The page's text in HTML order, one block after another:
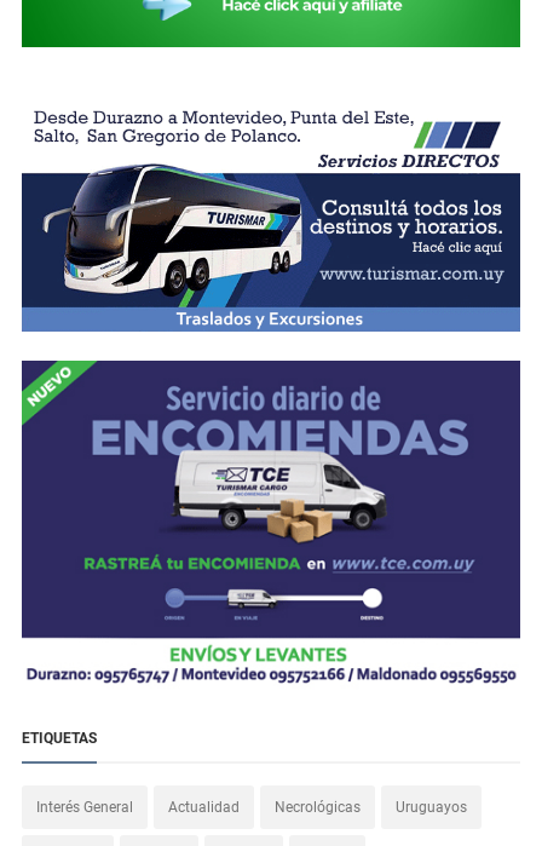
ETIQUETAS
Interés General Actualidad Necrológicas Uruguayos